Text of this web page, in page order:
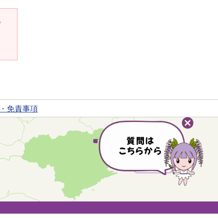
免責事項